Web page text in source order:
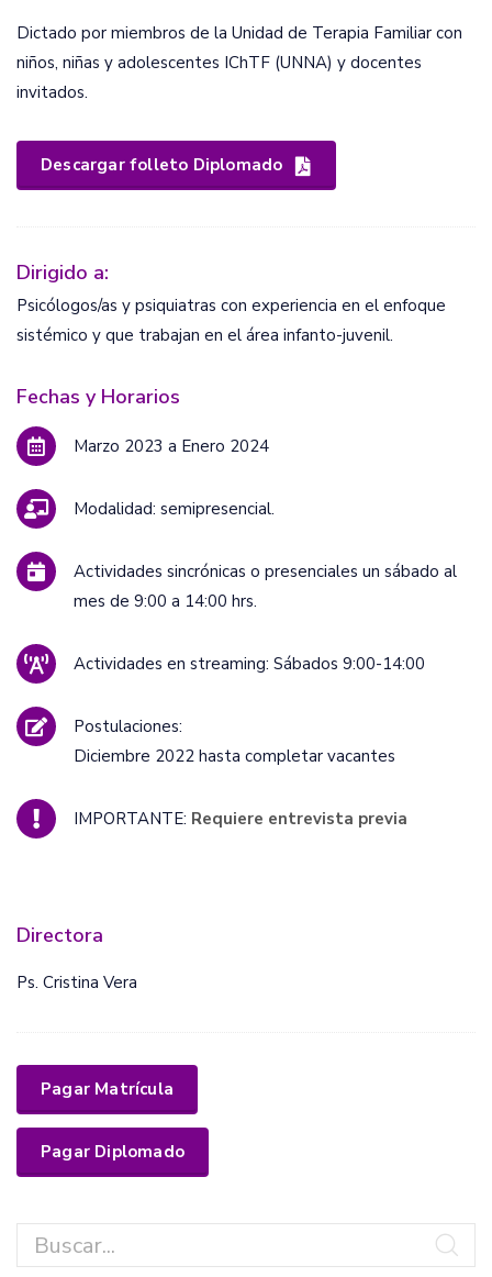
Dictado por miembros de la Unidad de Terapia Familiar con
niños, niñas y adolescentes IChTF (UNNA) y docentes
invitados.
Descargar folleto Diplomado
Dirigido a:
Psicólogos/as y psiquiatras con experiencia en el enfoque
sistémico y que trabajan en el área infanto-juvenil.
Fechas y Horarios
Marzo 2023 a Enero 2024
Modalidad: semipresencial.
Actividades sincrónicas o presenciales un sábado al
mes de 9:00 a 14:00 hrs.
Actividades en streaming: Sábados 9:00-14:00
Postulaciones:
Diciembre 2022 hasta completar vacantes
IMPORTANTE: Requiere entrevista previa
Directora
Ps. Cristina Vera
Pagar Matrícula
Pagar Diplomado